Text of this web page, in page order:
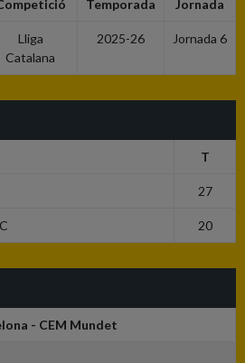
Temporada Jornada
Lliga
Catalana
2025-26 Jornada 6
T
27
20
- CEM Mundet